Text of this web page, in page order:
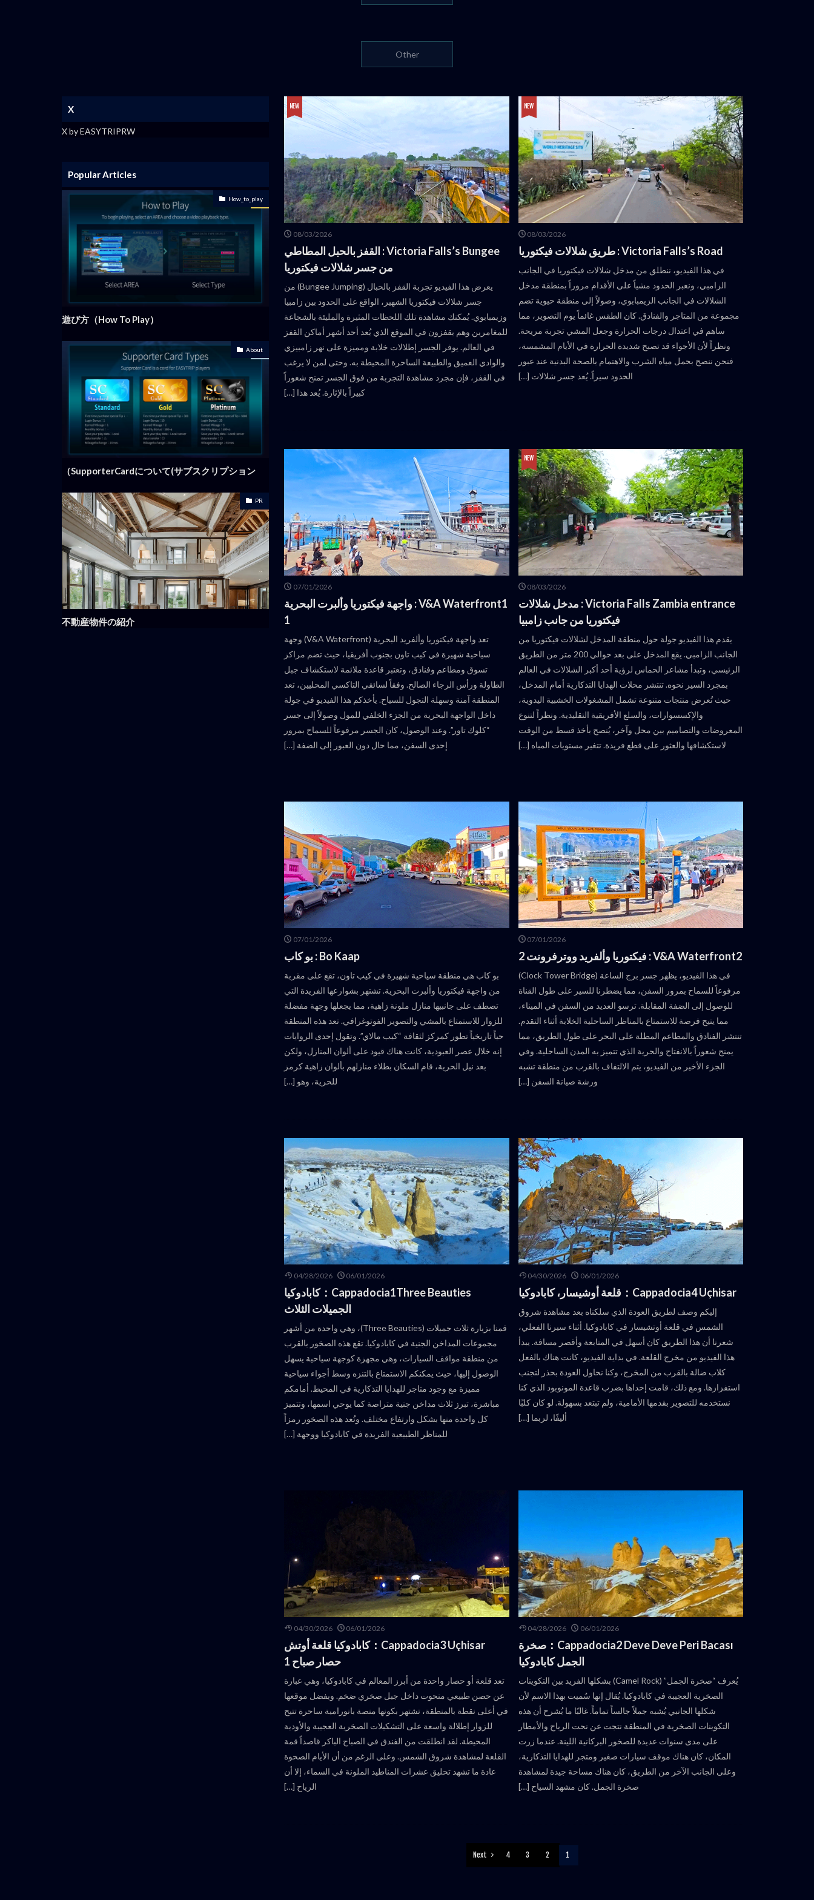
Other
08/03/2026
Victoria Falls’s Road : طريق شلالات فيكتوريا
في هذا الفيديو، ننطلق من مدخل شلالات فيكتوريا في الجانب
الزامبي، ونعبر الحدود مشياً على الأقدام مروراً بمنطقة مدخل
الشلالات في الجانب الزيمبابوي، وصولاً إلى منطقة حيوية تضم
مجموعة من المتاجر والفنادق. كان الطقس غائماً يوم التصوير، مما
ساهم في اعتدال درجات الحرارة وجعل المشي تجربة مريحة.
ونظراً لأن الأجواء قد تصبح شديدة الحرارة في الأيام المشمسة،
فنحن ننصح بحمل مياه الشرب والاهتمام بالصحة البدنية عند عبور
الحدود سيراً. يُعد جسر شلالات […]
08/03/2026
Victoria Falls’s Bungee : القفز بالحبل المطاطي
من جسر شلالات فيكتوريا
يعرض هذا الفيديو تجربة القفز بالحبال (Bungee Jumping) من
جسر شلالات فيكتوريا الشهير، الواقع على الحدود بين زامبيا
وزيمبابوي. يُمكنك مشاهدة تلك اللحظات المثيرة والمليئة بالشجاعة
للمغامرين وهم يقفزون في الموقع الذي يُعد أحد أشهر أماكن القفز
في العالم. يوفر الجسر إطلالات خلابة ومميزة على نهر زامبيزي
والوادي العميق والطبيعة الساحرة المحيطة به. وحتى لمن لا يرغب
في القفز، فإن مجرد مشاهدة التجربة من فوق الجسر تمنح شعوراً
كبيراً بالإثارة. يُعد هذا […]
08/03/2026
Victoria Falls Zambia entrance : مدخل شلالات
فيكتوريا من جانب زامبيا
يقدم هذا الفيديو جولة حول منطقة المدخل لشلالات فيكتوريا من
الجانب الزامبي. يقع المدخل على بعد حوالي 200 متر من الطريق
الرئيسي، وتبدأ مشاعر الحماس لرؤية أحد أكبر الشلالات في العالم
بمجرد السير نحوه. تنتشر محلات الهدايا التذكارية أمام المدخل،
حيث تُعرض منتجات متنوعة تشمل المشغولات الخشبية اليدوية،
والإكسسوارات، والسلع الأفريقية التقليدية. ونظراً لتنوع
المعروضات والتصاميم بين محل وآخر، يُنصح بأخذ قسط من الوقت
لاستكشافها والعثور على قطع فريدة. تتغير مستويات المياه […]
07/01/2026
V&A Waterfront1 : واجهة فيكتوريا وألبرت البحرية
1
تعد واجهة فيكتوريا وألفريد البحرية (V&A Waterfront) وجهة
سياحية شهيرة في كيب تاون بجنوب أفريقيا، حيث تضم مراكز
تسوق ومطاعم وفنادق، وتعتبر قاعدة ملائمة لاستكشاف جبل
الطاولة ورأس الرجاء الصالح. وفقاً لسائقي التاكسي المحليين، تعد
المنطقة آمنة وسهلة التجول للسياح. يأخذكم هذا الفيديو في جولة
داخل الواجهة البحرية من الجزء الخلفي للمول وصولاً إلى جسر
“كلوك تاور”. وعند الوصول، كان الجسر مرفوعاً للسماح بمرور
إحدى السفن، مما حال دون العبور إلى الضفة […]
07/01/2026
V&A Waterfront2 : فيكتوريا وألفريد ووترفرونت 2
في هذا الفيديو، يظهر جسر برج الساعة (Clock Tower Bridge)
مرفوعاً للسماح بمرور السفن، مما يضطرنا للسير على طول القناة
للوصول إلى الضفة المقابلة. ترسو العديد من السفن في الميناء،
مما يتيح فرصة للاستمتاع بالمناظر الساحلية الخلابة أثناء التقدم.
تنتشر الفنادق والمطاعم المطلة على البحر على طول الطريق، مما
يمنح شعوراً بالانفتاح والحرية الذي تتميز به المدن الساحلية. وفي
الجزء الأخير من الفيديو، يتم الالتفاف بالقرب من منطقة تشبه
ورشة صيانة السفن […]
07/01/2026
Bo Kaap : بو كاب
بو كاب هي منطقة سياحية شهيرة في كيب تاون، تقع على مقربة
من واجهة فيكتوريا وألبرت البحرية. تشتهر بشوارعها الفريدة التي
تصطف على جانبيها منازل ملونة زاهية، مما يجعلها وجهة مفضلة
للزوار للاستمتاع بالمشي والتصوير الفوتوغرافي. تعد هذه المنطقة
حياً تاريخياً تطور كمركز لثقافة “كيب مالاي”. وتقول إحدى الروايات
إنه خلال عصر العبودية، كانت هناك قيود على ألوان المنازل، ولكن
بعد نيل الحرية، قام السكان بطلاء منازلهم بألوان زاهية كرمز
للحرية، وهو […]
06/01/2026
04/30/2026
Cappadocia4 Uçhisar：قلعة أوشيسار، كابادوكيا
إليكم وصف لطريق العودة الذي سلكناه بعد مشاهدة شروق
الشمس في قلعة أوتشيسار في كابادوكيا. أثناء سيرنا الفعلي،
شعرنا أن هذا الطريق كان أسهل في المتابعة وأقصر مسافة. يبدأ
هذا الفيديو من مخرج القلعة. في بداية الفيديو، كانت هناك بالفعل
كلاب ضالة بالقرب من المخرج، وكنا نحاول العودة بحذر لتجنب
استفزازها. ومع ذلك، قامت إحداها بضرب قاعدة المونوبود الذي كنا
نستخدمه للتصوير بقدمها الأمامية، ولم تبتعد بسهولة. لو كان كلبًا
أليفًا، لربما […]
06/01/2026
04/28/2026
Cappadocia1Three Beauties：كابادوكيا
الجميلات الثلاث
قمنا بزيارة ثلاث جميلات (Three Beauties)، وهي واحدة من أشهر
مجموعات المداخن الجنية في كابادوكيا. تقع هذه الصخور بالقرب
من منطقة مواقف السيارات، وهي مجهزة كوجهة سياحية يسهل
الوصول إليها، حيث يمكنكم الاستمتاع بالتنزه وسط أجواء سياحية
مميزة مع وجود متاجر للهدايا التذكارية في المحيط. أمامكم
مباشرة، تبرز ثلاث مداخن جنية متراصة كما يوحي اسمها، وتتميز
كل واحدة منها بشكل وارتفاع مختلف. وتُعد هذه الصخور رمزاً
للمناظر الطبيعية الفريدة في كابادوكيا ووجهة […]
06/01/2026
04/28/2026
Cappadocia2 Deve Deve Peri Bacası：صخرة
الجمل كابادوكيا
يُعرف “صخرة الجمل” (Camel Rock) بشكلها الفريد بين التكوينات
الصخرية العجيبة في كابادوكيا. يُقال إنها سُميت بهذا الاسم لأن
شكلها الجانبي يُشبه جملاً جالساً تماماً. غالبًا ما يُشرح أن هذه
التكوينات الصخرية في المنطقة نتجت عن نحت الرياح والأمطار
على مدى سنوات عديدة للصخور البركانية اللينة. عندما زرت
المكان، كان هناك موقف سيارات صغير ومتجر للهدايا التذكارية،
وعلى الجانب الآخر من الطريق، كان هناك مساحة جيدة لمشاهدة
صخرة الجمل. كان مشهد السياح […]
06/01/2026
04/30/2026
Cappadocia3 Uçhisar：كابادوكيا قلعة أوتش
حصار صباح 1
تعد قلعة أو حصار واحدة من أبرز المعالم في كابادوكيا، وهي عبارة
عن حصن طبيعي منحوت داخل جبل صخري ضخم. وبفضل موقعها
في أعلى نقطة بالمنطقة، تشتهر بكونها منصة بانورامية ساحرة تتيح
للزوار إطلالة واسعة على التشكيلات الصخرية العجيبة والأودية
المحيطة. لقد انطلقت من الفندق في الصباح الباكر قاصداً قمة
القلعة لمشاهدة شروق الشمس. وعلى الرغم من أن الأيام الصحوة
عادة ما تشهد تحليق عشرات المناطيد الملونة في السماء، إلا أن
الرياح […]
1
2
3
4
Next
X
X by EASYTRIPRW
Popular Articles
How_to_play
遊び方（How To Play）
About
SupporterCardについて(サブスクリプション）
PR
不動産物件の紹介